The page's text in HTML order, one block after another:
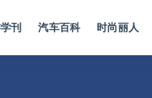
刊 汽车百科 时尚丽人